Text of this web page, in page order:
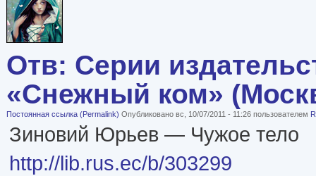
Отв: Серии
«Снежный ком»
Постоянная ссылка (Permalink) Опубликовано вс, 10/07/2011 - 11:26 пользователем
Зиновий Юрьев — Чужое тело
http://lib.rus.ec/b/303299